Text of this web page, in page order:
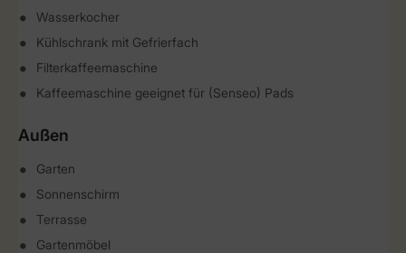
Wasserkocher
Kühlschrank mit Gefrierfach
Filterkaffeemaschine
Kaffeemaschine geeignet für (Senseo) Pads
Außen
Garten
Sonnenschirm
Terrasse
Gartenmöbel